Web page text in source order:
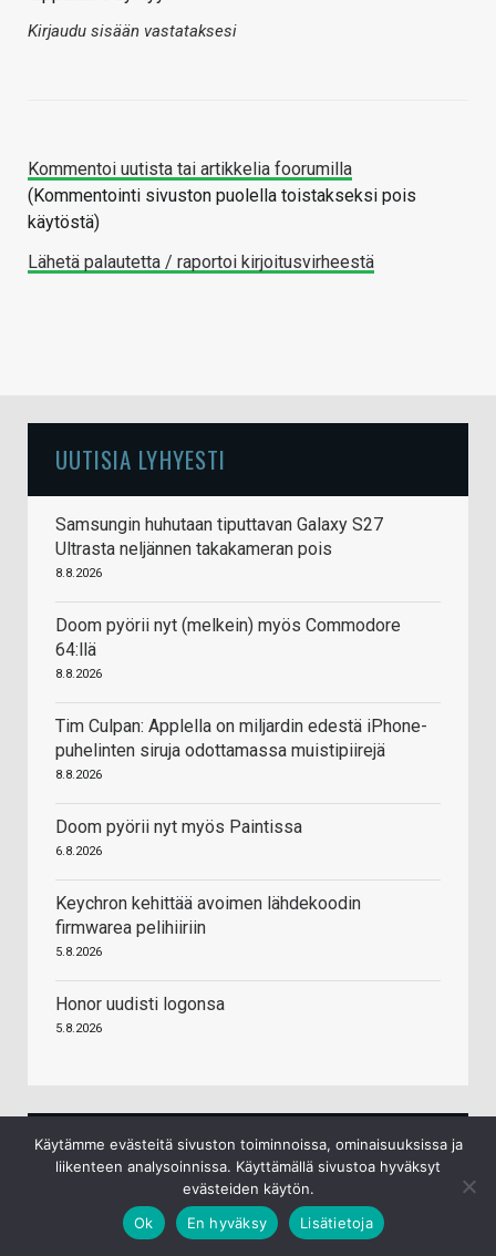
Kirjaudu sisään vastataksesi
Kommentoi uutista tai artikkelia foorumilla
(Kommentointi sivuston puolella toistakseksi pois
käytöstä)
Lähetä palautetta / raportoi kirjoitusvirheestä
UUTISIA LYHYESTI
Samsungin huhutaan tiputtavan Galaxy S27
Ultrasta neljännen takakameran pois
8.8.2026
Doom pyörii nyt (melkein) myös Commodore
64:llä
8.8.2026
Tim Culpan: Applella on miljardin edestä iPhone-
puhelinten siruja odottamassa muistipiirejä
8.8.2026
Doom pyörii nyt myös Paintissa
6.8.2026
Keychron kehittää avoimen lähdekoodin
firmwarea pelihiiriin
5.8.2026
Honor uudisti logonsa
5.8.2026
Palit GeForce RTX 5060 Infinity 2 OC NVIDIA 8
GB GDDR7
Käytämme evästeitä sivuston toiminnoissa, ominaisuuksissa ja
liikenteen analysoinnissa. Käyttämällä sivustoa hyväksyt
evästeiden käytön.
Ok
En hyväksy Lisätietoja